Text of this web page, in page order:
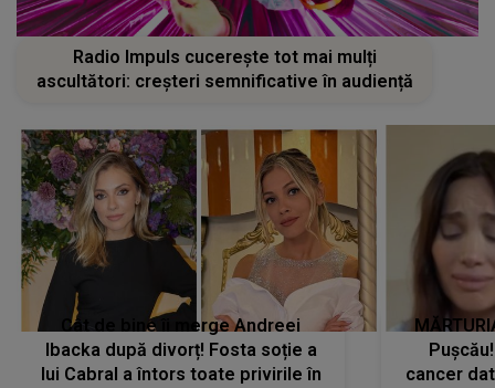
Radio Impuls cucerește tot mai mulți
ascultători: creșteri semnificative în audiență
Cât de bine îi merge Andreei
Ibacka după divorț! Fosta soție a
lui Cabral a întors toate privirile în
cancer